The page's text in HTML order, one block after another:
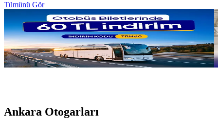
Tümünü Gör
1000 TL Üstü Sepette 60 TL İndirim
5 gün kaldı
Keşfet
Ankara Otogarları